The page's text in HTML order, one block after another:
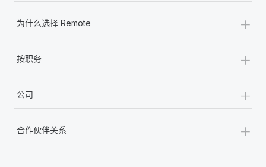
为什么选择 Remote +
按职务 +
公司 +
合作伙伴关系 +